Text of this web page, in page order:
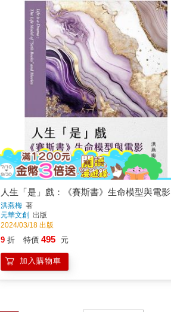
人生「是」戲：《賽斯書》生命模型與電影
洪燕梅 著
元華文創 出版
2024/03/18 出版
9 折 特價 495 元
加入購物車